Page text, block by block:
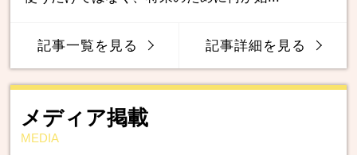
記事一覧を見る 記事詳細を見る
メディア掲載
MEDIA